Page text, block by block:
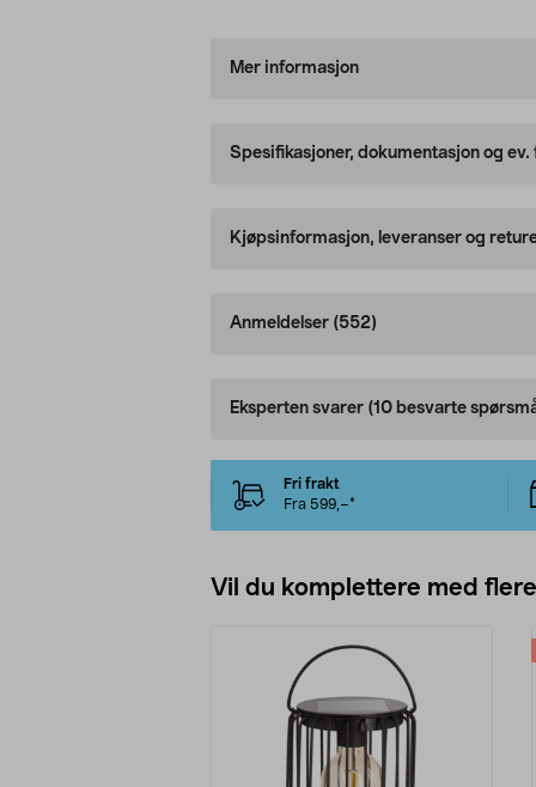
Mer informasjon
Spesifikasjoner, dokumentasjon og
Kjøpsinformasjon, leveranser og
Anmeldelser (552)
Eksperten svarer (10 besvarte
Fri frakt
Fra 599,–*
Vil du komplettere med